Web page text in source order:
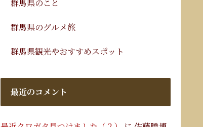
群馬県のこと
群馬県のグルメ旅
群馬県観光やおすすめスポット
最近のコメント